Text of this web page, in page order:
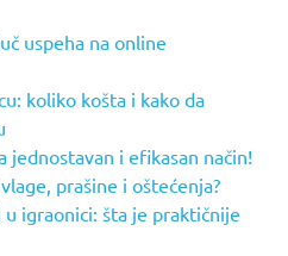
uspeha na online
koliko košta i kako da
jednostavan i efikasan način!
prašine i oštećenja?
igraonici: šta je praktičnije